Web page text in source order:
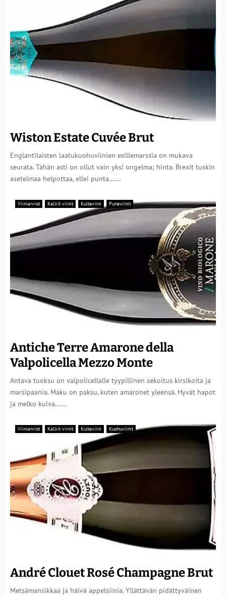
Wiston Estate Cuvée Brut
Englantilaisten laatukuohuviinien esillemarssia on mukava
seurata. Tähän asti on ollut vain yksi ongelma; hinta. Brexit tuskin
asetelmaa helpottaa, ellei punta......
Viiniarviot Kalliit viinit Kultaviini Punaviinit
Antiche Terre Amarone della
Valpolicella Mezzo Monte
Antava tuoksu on valpolicellalle tyypillinen sekoitus kirsikoita ja
marsipaania. Maku on paksu, kuten amaronet yleensä. Hyvät hapot
ja melko kuiva......
Viiniarviot Kalliit viinit Kultaviini Kuohuviinit
André Clouet Rosé Champagne Brut
Metsämansikkaa ja häivä appelsiinia. Yllättävän pidättyväinen